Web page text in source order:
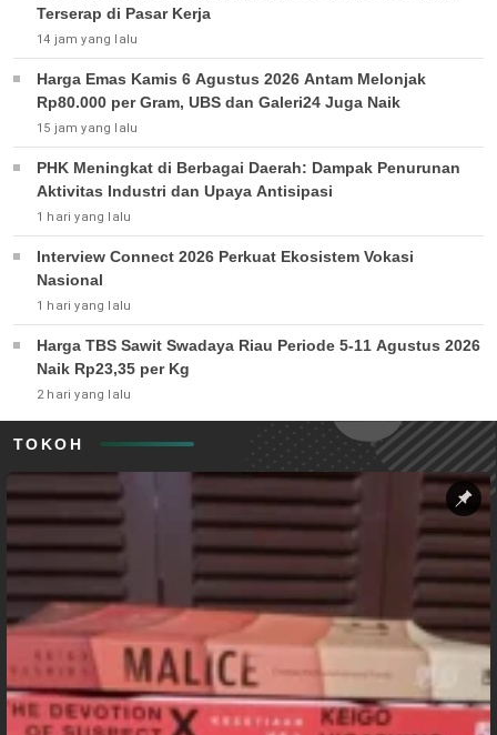
Terserap di Pasar Kerja
14 jam yang lalu
Harga Emas Kamis 6 Agustus 2026 Antam Melonjak
Rp80.000 per Gram, UBS dan Galeri24 Juga Naik
15 jam yang lalu
PHK Meningkat di Berbagai Daerah: Dampak Penurunan
Aktivitas Industri dan Upaya Antisipasi
1 hari yang lalu
Interview Connect 2026 Perkuat Ekosistem Vokasi
Nasional
1 hari yang lalu
Harga TBS Sawit Swadaya Riau Periode 5-11 Agustus 2026
Naik Rp23,35 per Kg
2 hari yang lalu
TOKOH